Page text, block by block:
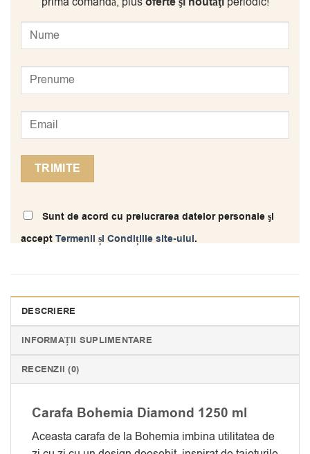
Sunt de acord cu prelucrarea datelor personale şi
acceptTermenii și Condițiile site-ului.
DESCRIERE
INFORMAȚII SUPLIMENTARE
RECENZII (0)
Carafa Bohemia Diamond 1250 ml
Aceasta carafa de la Bohemia imbina utilitatea de